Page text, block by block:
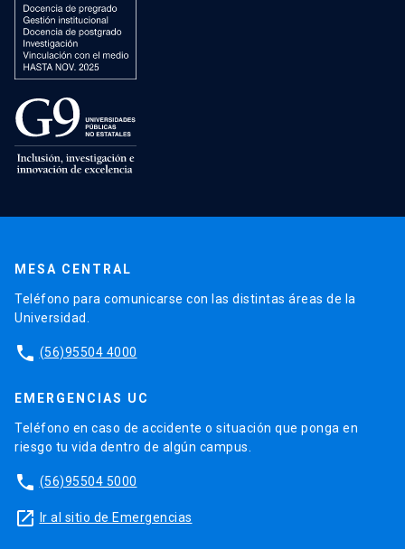
MESA CENTRAL
Teléfono para comunicarse con las distintas áreas de la
Universidad.
phone (56)95504 4000
EMERGENCIAS UC
Teléfono en caso de accidente o situación que ponga en
riesgo tu vida dentro de algún campus.
phone (56)95504 5000
launch Ir al sitio de Emergencias